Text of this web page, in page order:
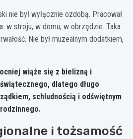
nie był wyłącznie ozdobą. Pracował
w stroju, w domu, w obrzędzie. Taka
Nie był muzealnym dodatkiem,
wiąże się z bielizną i
dlatego długo
schludnością i odświętnym
i tożsamość